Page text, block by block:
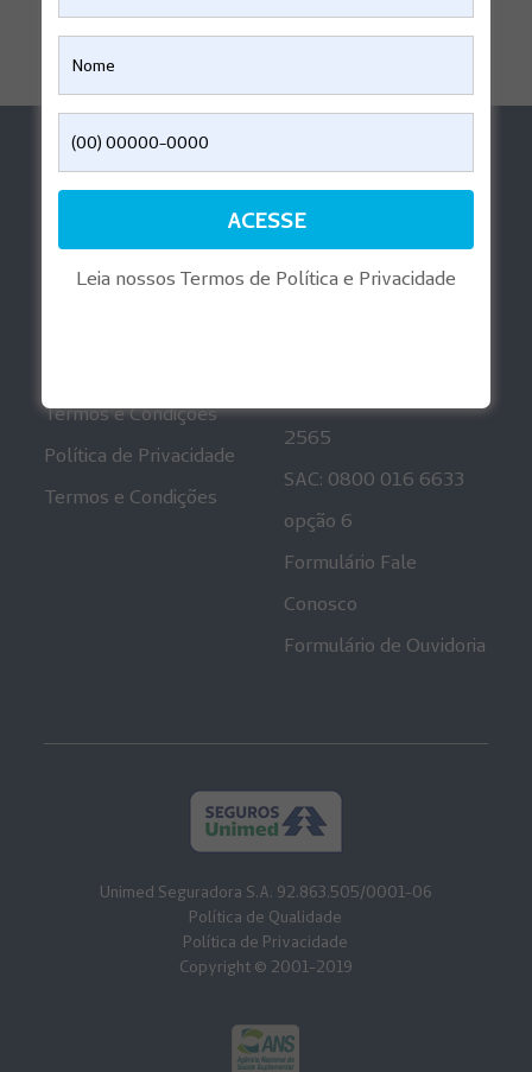
Ajuda
Perguntas Frequentes
Regulatórias
Reembolso Digital
Playlist Gravidez
Termos e Condições
Política de Privacidade
Termos e Condições
2565
SAC: 0800 016 6633
opção 6
Formulário Fale
Conosco
Formulário de Ouvidoria
Unimed Seguradora S.A. 92.863.505/0001-06
Política de Qualidade
Política de Privacidade
Copyright © 2001-2019
Leia nossos Termos de Política e Privacidade